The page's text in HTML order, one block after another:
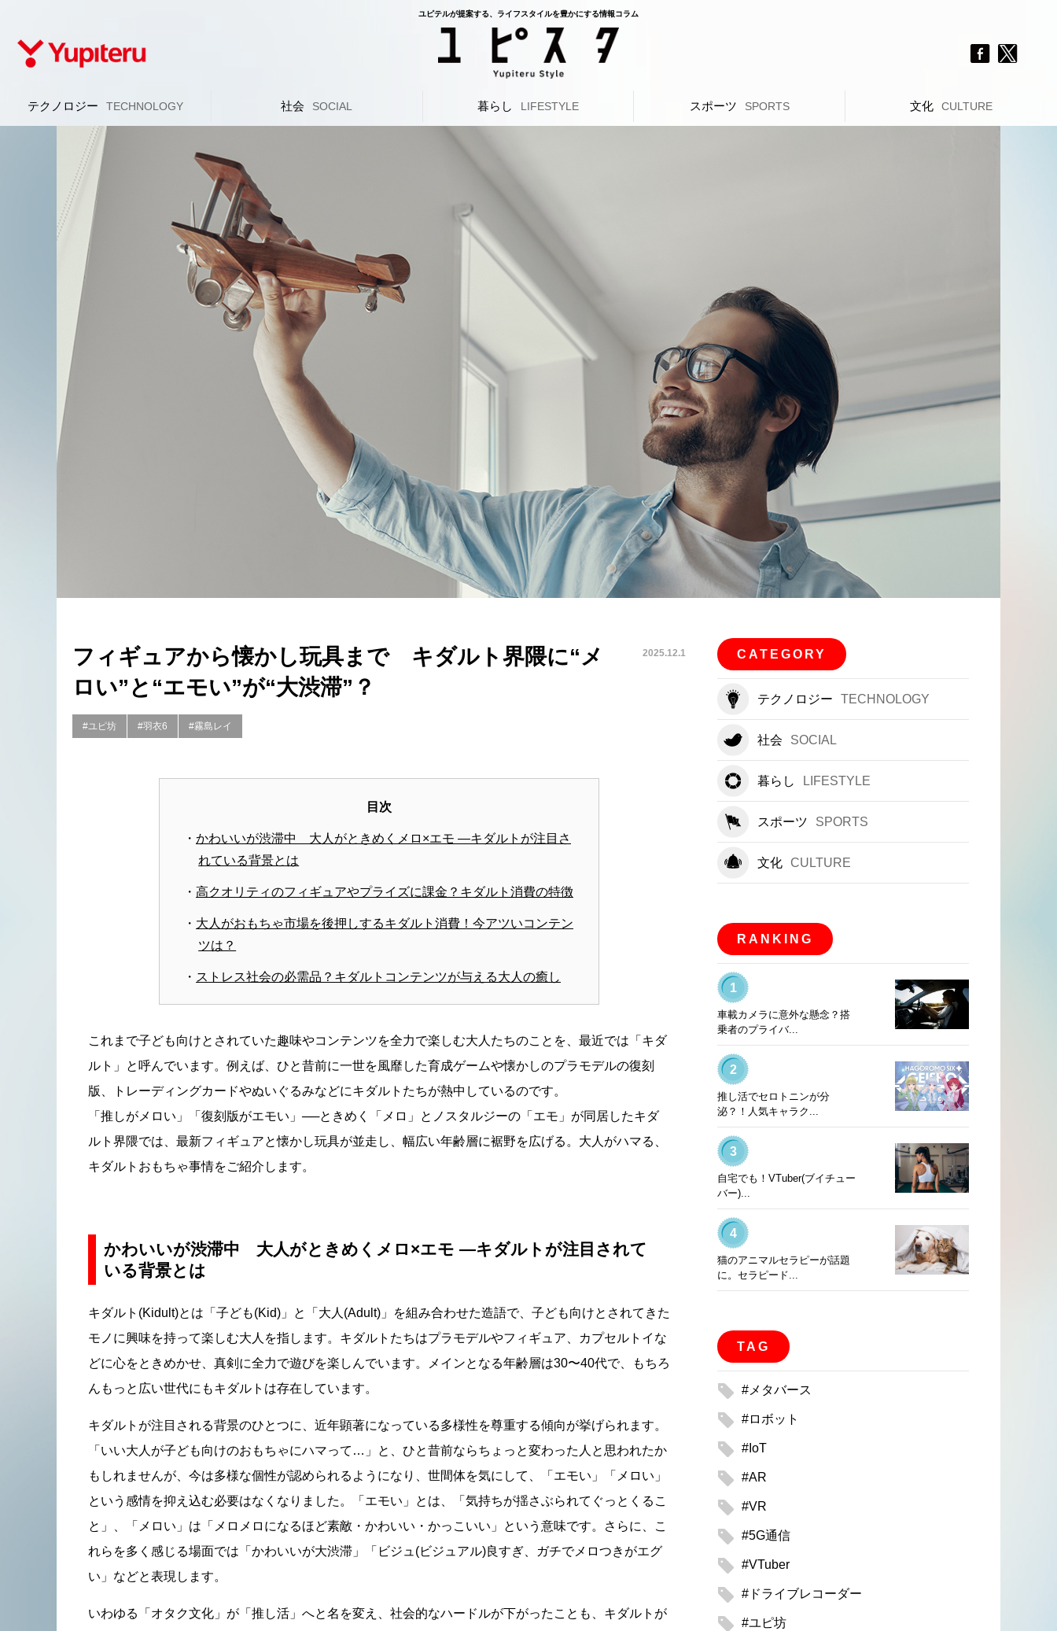
ユピテルが提案する、ライフスタイルを豊かにする情報コラム
テクノロジー TECHNOLOGY 社会 SOCIAL 暮らし LIFESTYLE スポーツ SPORTS 文化 CULTURE
フィギュアから懐かし玩具まで キダルト界隈に“メ
ロい”と“エモい”が“大渋滞”？
2025.12.1
#ユピ坊 #羽衣6 #霧島レイ
目次
かわいいが渋滞中 大人がときめくメロ×エモ ―キダルトが注目さ
れている背景とは
高クオリティのフィギュアやプライズに課金？キダルト消費の特徴
大人がおもちゃ市場を後押しするキダルト消費！今アツいコンテン
ツは？
ストレス社会の必需品？キダルトコンテンツが与える大人の癒し
これまで子ども向けとされていた趣味やコンテンツを全力で楽しむ大人たちのことを、最近では「キダ
ルト」と呼んでいます。例えば、ひと昔前に一世を風靡した育成ゲームや懐かしのプラモデルの復刻
版、トレーディングカードやぬいぐるみなどにキダルトたちが熱中しているのです。
「推しがメロい」「復刻版がエモい」──ときめく「メロ」とノスタルジーの「エモ」が同居したキダ
ルト界隈では、最新フィギュアと懐かし玩具が並走し、幅広い年齢層に裾野を広げる。大人がハマる、
キダルトおもちゃ事情をご紹介します。
かわいいが渋滞中 大人がときめくメロ×エモ ―キダルトが注目されて
いる背景とは
キダルト(Kidult)とは「子ども(Kid)」と「大人(Adult)」を組み合わせた造語で、子ども向けとされてきた
モノに興味を持って楽しむ大人を指します。キダルトたちはプラモデルやフィギュア、カプセルトイな
どに心をときめかせ、真剣に全力で遊びを楽しんでいます。メインとなる年齢層は30〜40代で、もちろ
んもっと広い世代にもキダルトは存在しています。
キダルトが注目される背景のひとつに、近年顕著になっている多様性を尊重する傾向が挙げられます。
「いい大人が子ども向けのおもちゃにハマって…」と、ひと昔前ならちょっと変わった人と思われたか
もしれませんが、今は多様な個性が認められるようになり、世間体を気にして、「エモい」「メロい」
という感情を抑え込む必要はなくなりました。「エモい」とは、「気持ちが揺さぶられてぐっとくるこ
と」、「メロい」は「メロメロになるほど素敵・かわいい・かっこいい」という意味です。さらに、こ
れらを多く感じる場面では「かわいいが大渋滞」「ビジュ(ビジュアル)良すぎ、ガチでメロつきがエグ
い」などと表現します。
いわゆる「オタク文化」が「推し活」へと名を変え、社会的なハードルが下がったことも、キダルトが
CATEGORY
テクノロジー TECHNOLOGY
社会 SOCIAL
暮らし LIFESTYLE
スポーツ SPORTS
文化 CULTURE
RANKING
1
車載カメラに意外な懸念？搭
乗者のプライバ...
2
推し活でセロトニンが分
泌？！人気キャラク...
3
自宅でも！VTuber(ブイチュー
バー)...
4
猫のアニマルセラピーが話題
に。セラピード...
TAG
#メタバース
#ロボット
#IoT
#AR
#VR
#5G通信
#VTuber
#ドライブレコーダー
#ユピ坊